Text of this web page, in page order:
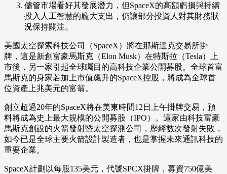
儘管市場看好其發展潛力，但SpaceX的高額虧損與持續
投入人工智慧的龐大支出，仍讓部分投資人對其財務狀
況保持關注。
美國太空探索科技公司（SpaceX）將在那斯達克交易所掛
牌，這是新創富豪馬斯克（Elon Musk）在特斯拉（Tesla）上
市後，另一家引起全球矚目的高科技企業公開募股。全球首富
馬斯克的身家若加上市值飆升的SpaceX控股，將成為全球首
位資產上兆美元的富翁。
創立超過20年的SpaceX將在美東時間12日上午掛牌交易，預
料將成為史上最大規模的公開募股（IPO）。這家由科技富豪
馬斯克創設的火箭發射暨太空探測公司，歷經數次發射失敗，
如今已是全球主要火箭設計製造者，也是掌握未來通訊科技的
重要企業。
SpaceX計劃以每股135美元，代號SPCX掛牌，募資750億美